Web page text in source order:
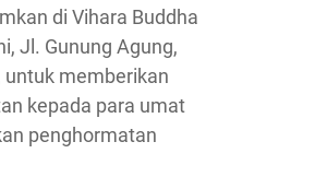
di Vihara Buddha
Jl. Gunung Agung,
untuk memberikan
kepada para umat
penghormatan